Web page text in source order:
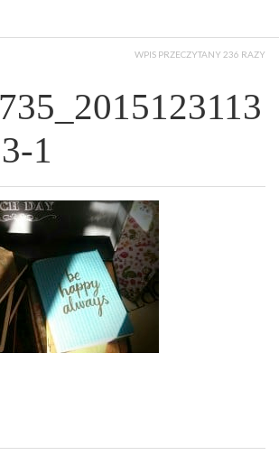
WPIS PRZECZYTANY 236 RAZY
1